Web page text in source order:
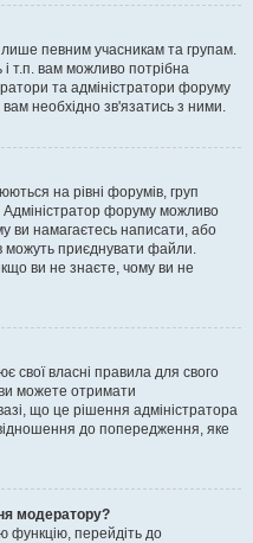
певним учасникам та групам.
т.п. вам можливо потрібна
та адміністратори форуму
необхідно зв'язатись з ними.
на рівні форумів, груп
Адміністратор форуму можливо
ви намагаєтесь написати, або
можуть приєднувати файли.
ви не знаєте, чому ви не
свої власні правила для свого
можете отримати
що це рішення адміністратора
до попередження, яке
модератору?
функцію, перейдіть до